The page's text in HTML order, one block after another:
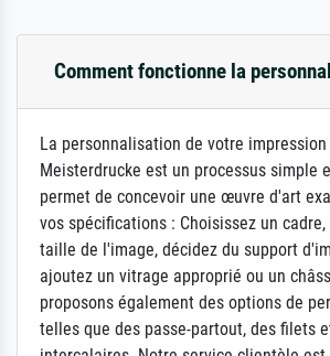
Comment fonctionne la
La personnalisation de votre
Meisterdrucke est un processus simple
permet de concevoir une œuvre d'art
vos spécifications : Choisissez un
taille de l'image, décidez du support
ajoutez un vitrage approprié ou un
proposons également des options de
telles que des passe-partout, des filets